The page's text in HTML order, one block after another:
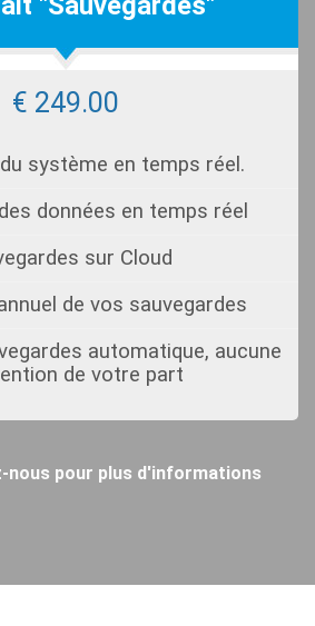
€ 249.00
système en temps réel.
données en temps réel
sur Cloud
de vos sauvegardes
automatique, aucune
de votre part
nous pour plus d'informations